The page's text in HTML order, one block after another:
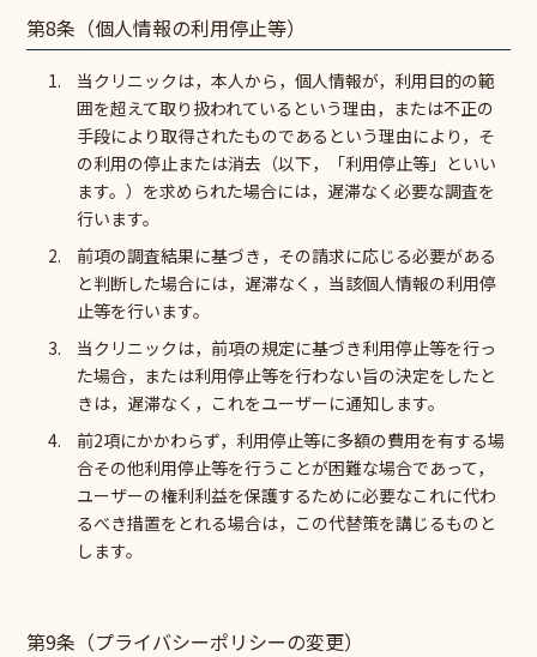
第8条（個人情報の利用停止等）
当クリニックは，本人から，個人情報が，利用目的の範
囲を超えて取り扱われているという理由，または不正の
手段により取得されたものであるという理由により，そ
の利用の停止または消去（以下，「利用停止等」といい
ます。）を求められた場合には，遅滞なく必要な調査を
行います。
前項の調査結果に基づき，その請求に応じる必要がある
と判断した場合には，遅滞なく，当該個人情報の利用停
止等を行います。
当クリニックは，前項の規定に基づき利用停止等を行っ
た場合，または利用停止等を行わない旨の決定をしたと
きは，遅滞なく，これをユーザーに通知します。
前2項にかかわらず，利用停止等に多額の費用を有する場
合その他利用停止等を行うことが困難な場合であって，
ユーザーの権利利益を保護するために必要なこれに代わ
るべき措置をとれる場合は，この代替策を講じるものと
します。
第9条（プライバシーポリシーの変更）